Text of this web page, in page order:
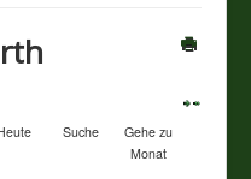
Suche
Gehe zu
Monat